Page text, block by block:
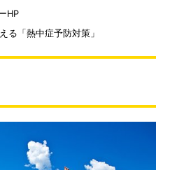
HP
熱中症予防対策」